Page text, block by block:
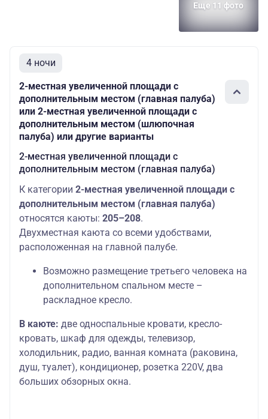
палуба)
Шлюпочная
палуба
Полулюкс
Основных мест:
2
Еще 11 фото
4 ночи
2-местная увеличенной площади с
дополнительным местом (главная палуба)
или 2-местная увеличенной площади с
дополнительным местом (шлюпочная
палуба) или другие варианты
2-местная увеличенной площади с
дополнительным местом (главная палуба)
К категории 2-местная увеличенной площади с
дополнительным местом (главная палуба)
относятся каюты: 205–208.
Двухместная каюта со всеми удобствами,
расположенная на главной палубе.
Возможно размещение третьего человека на
дополнительном спальном месте –
раскладное кресло.
В каюте: две односпальные кровати, кресло-
кровать, шкаф для одежды, телевизор,
холодильник, радио, ванная комната (раковина,
душ, туалет), кондиционер, розетка 220V, два
больших обзорных окна.